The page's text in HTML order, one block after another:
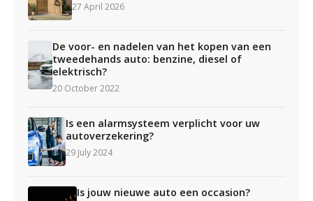
27 April 2026
De voor- en nadelen van het kopen van een
tweedehands auto: benzine, diesel of
elektrisch?
20 October 2022
Is een alarmsysteem verplicht voor uw
autoverzekering?
29 July 2024
Is jouw nieuwe auto een occasion?